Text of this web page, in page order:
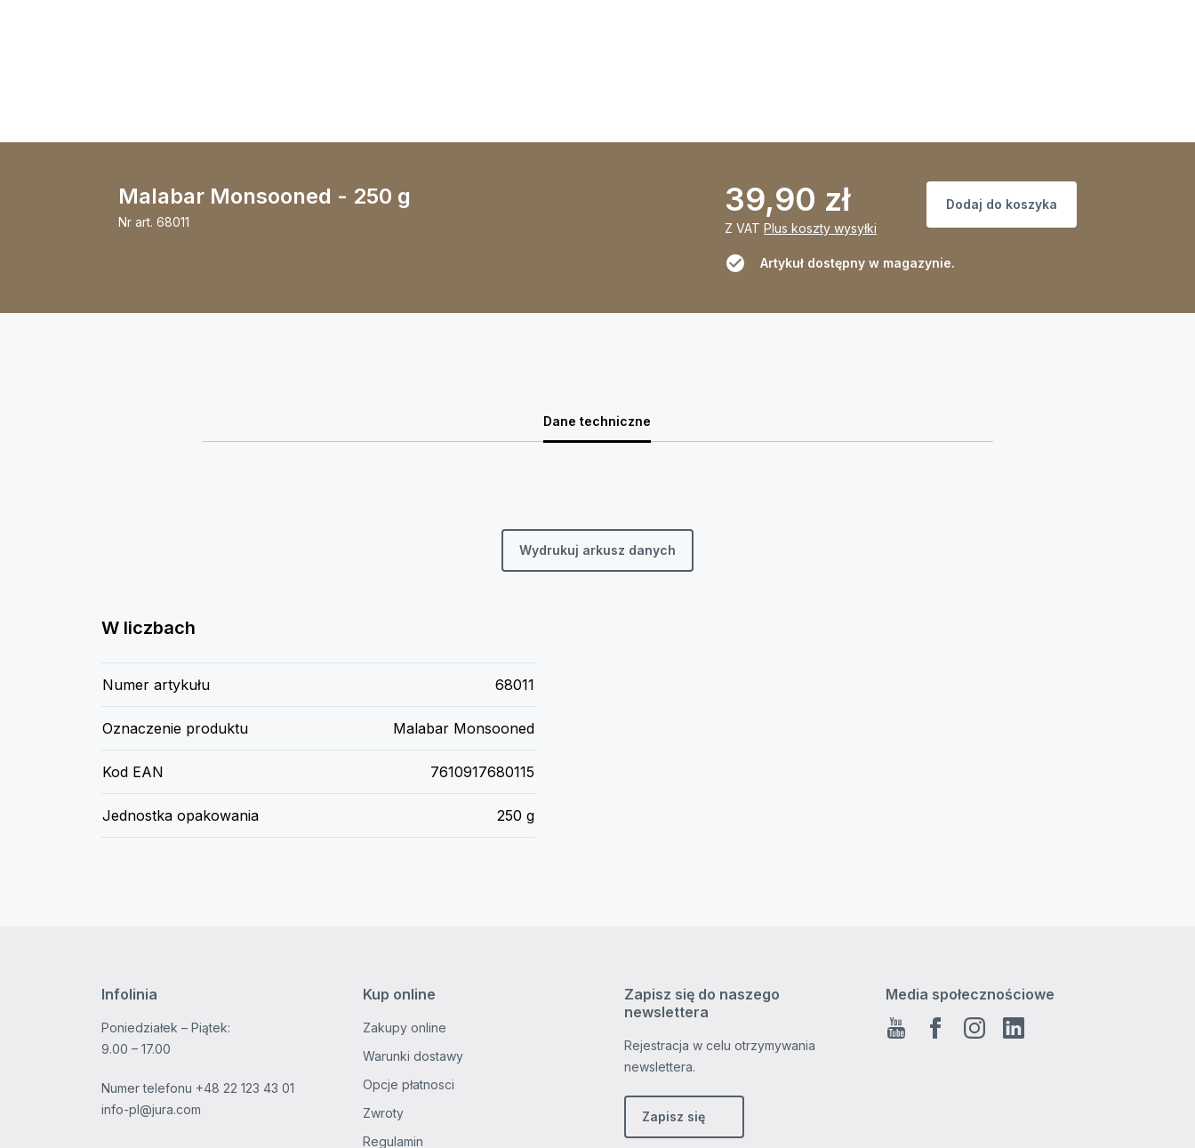
39,90 zł
Z VAT Plus koszty wysyłki
Dodaj do koszyka
Artykuł dostępny w magazynie.
Malabar Monsooned - 250 g
Nr art. 68011
Dane techniczne
Wydrukuj arkusz danych
W liczbach
Numer artykułu 68011
Oznaczenie produktu Malabar Monsooned
Kod EAN 7610917680115
Jednostka opakowania 250 g
Infolinia
Poniedziałek – Piątek:
9.00 – 17.00
Numer telefonu +48 22 123 43 01
info-pl@jura.com
Kup online
Zakupy online
Warunki dostawy
Opcje płatnosci
Zwroty
Regulamin
Zapisz się do naszego
newslettera
Rejestracja w celu otrzymywania
newslettera.
Zapisz się
Media społecznościowe